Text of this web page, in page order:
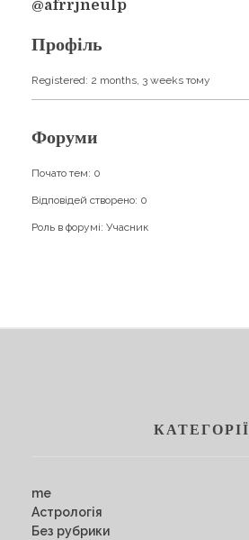
Бізнес допомога
Навчання
Карти Духів
@afrrjneulp
Профіль
Registered: 2 months, 3 weeks тому
Форуми
Почато тем: 0
Відповідей створено: 0
Роль в форумі: Учасник
КАТЕГОРІЇ
me
Астрологія
Без рубрики